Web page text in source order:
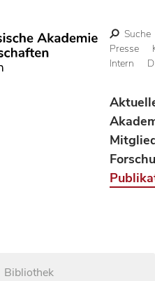
Suche
Presse
Intern
Bibliothek